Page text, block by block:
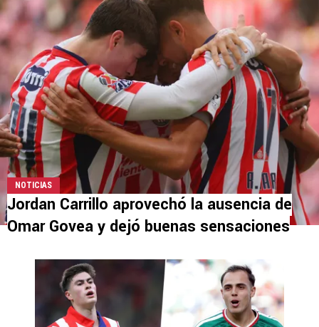
NOTICIAS
Jordan Carrillo aprovechó la ausencia de
Omar Govea y dejó buenas sensaciones